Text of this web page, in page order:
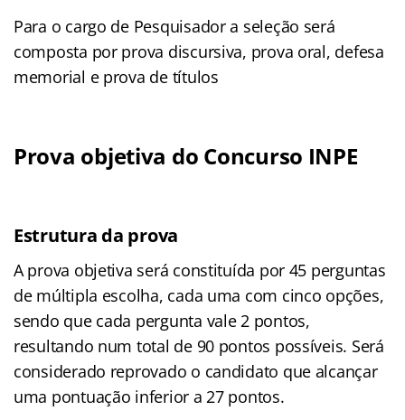
Para o cargo de Pesquisador a seleção será
composta por prova discursiva, prova oral, defesa
memorial e prova de títulos
Prova objetiva do Concurso INPE
Estrutura da prova
A prova objetiva será constituída por 45 perguntas
de múltipla escolha, cada uma com cinco opções,
sendo que cada pergunta vale 2 pontos,
resultando num total de 90 pontos possíveis. Será
considerado reprovado o candidato que alcançar
uma pontuação inferior a 27 pontos.